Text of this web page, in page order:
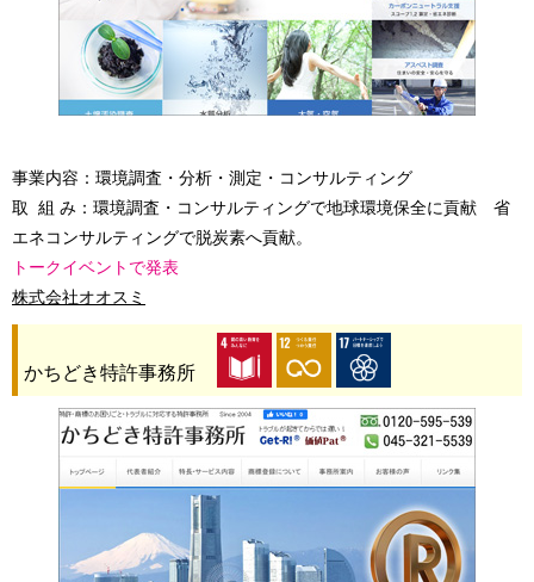
事業内容：環境調査・分析・測定・コンサルティング
取 組 み：環境調査・コンサルティングで地球環境保全に貢献 省
エネコンサルティングで脱炭素へ貢献。
トークイベントで発表
株式会社オオスミ
かちどき特許事務所